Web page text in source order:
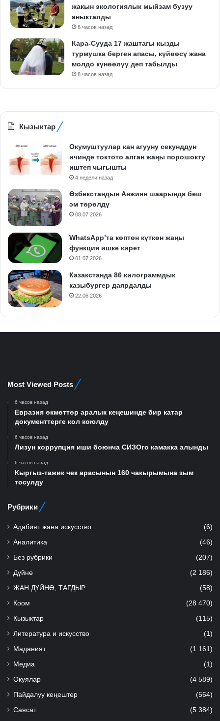
жакын экологиялык мыйзам бузуу
аныкталды
8 часов назад
Кара-Сууда 17 жаштагы кызды
турмушка берген апасы, күйөөсү жана
молдо күнөөлүү деп табылды
8 часов назад
Кызыктар
Окумуштуулар кан агууну секунддун
ичинде токтото алган жаңы порошокту
иштеп чыгышты
4 недели назад
Өзбекстандын Анжиян шаарында беш
эм төрөлдү
08.07.2026
WhatsApp’та көптөн күткөн жаңы
функция ишке кирет
01.07.2026
Казакстанда 86 килограммдык
казыбургер даярдалды
22.06.2026
Most Viewed Posts
6 часов назад
Евразия өкмөттөр аралык кеңешинде бир катар
документтерге кол коюлду
6 часов назад
Лизун коррупция иши боюнча СИЗОго камакка алынды
6 часов назад
Кыргыз-тажик чек арасынын 160 чакырымына зым
тосулду
Рубрики
Адабият жана искусство (6)
Аналитика (46)
Без рубрики (207)
Дүйнө (2 186)
ЖАН ДҮЙНӨ, ТАГДЫР (58)
Коом (28 470)
Кызыктар (115)
Литература и искусство (1)
Маданият (1 161)
Медиа (1)
Окуялар (4 589)
Пайдалуу кеңештер (564)
Саясат (5 384)